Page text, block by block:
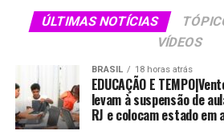
ÚLTIMAS NOTÍCIAS
VÍDEOS
BRASIL 18 horas atrás
EDUCAÇÃO E
levam à suspensão de
RJ e colocam estado em